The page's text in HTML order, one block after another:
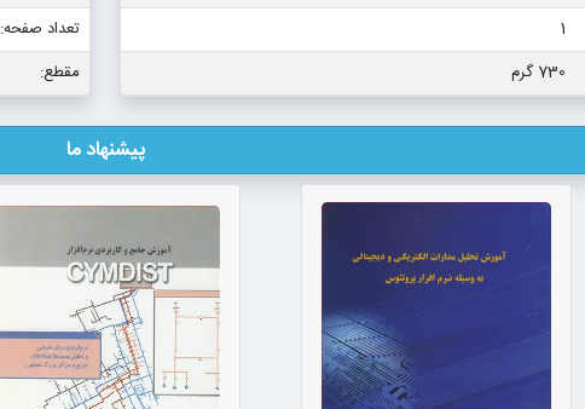
1
730 گرم
تعداد صفحه:
مقطع:
پیشنهاد ما